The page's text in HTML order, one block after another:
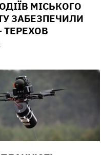
МІСЬКОГО
ЗАБЕЗПЕЧИЛИ
ТЕРЕХОВ